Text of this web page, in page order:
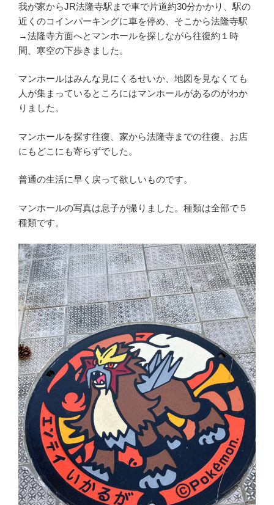
我が家からJR法隆寺駅まで車で片道約30分かかり、駅の
近くのコインパーキングに車を停め、そこから法隆寺駅
→法隆寺方面へとマンホールを探しながら往復約１時
間、寒空の下歩きました。
マンホールはみんな見にくるせいか、地図を見なくても
人が集まっているところにはマンホールがあるのがわか
りました。
マンホールを探す往復、家から法隆寺までの往復、お店
にもどこにも寄らずでした。
普通の生活に早く戻って欲しいものです。
マンホールの写真は息子が撮りました。種類は全部で５
種類です。